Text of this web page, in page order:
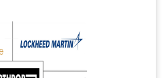
La réutilisation nécessite une attribution sous CC